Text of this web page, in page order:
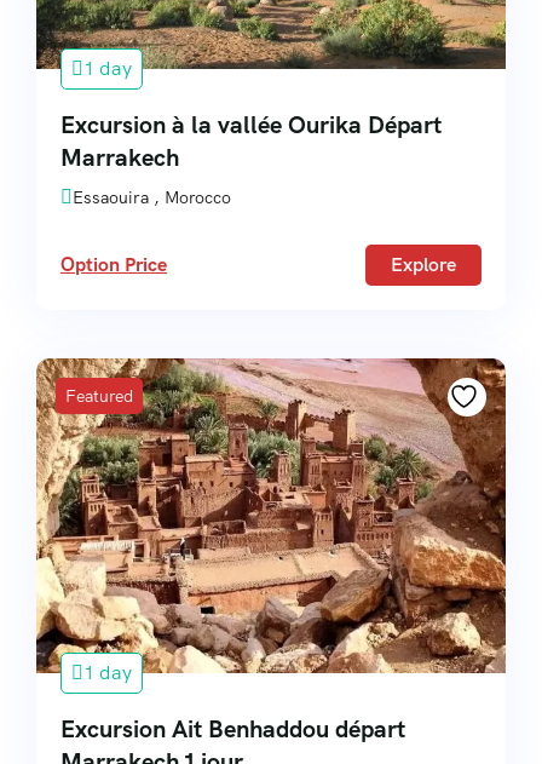
1 day
Excursion à la vallée Ourika Départ
Marrakech
Essaouira , Morocco
Option Price Explore
Featured
1 day
Excursion Ait Benhaddou départ